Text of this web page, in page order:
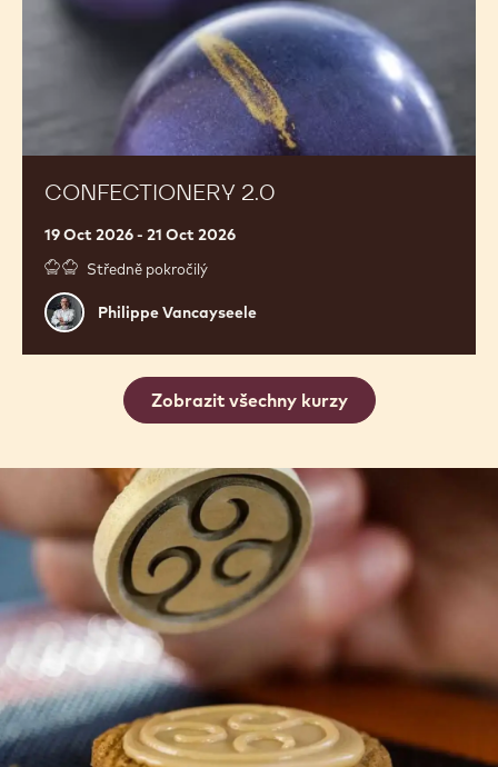
CONFECTIONERY 2.0
19 Oct 2026 - 21 Oct 2026
Středně pokročilý
Philippe
Vancayseele
Philippe Vancayseele
Zobrazit všechny kurzy